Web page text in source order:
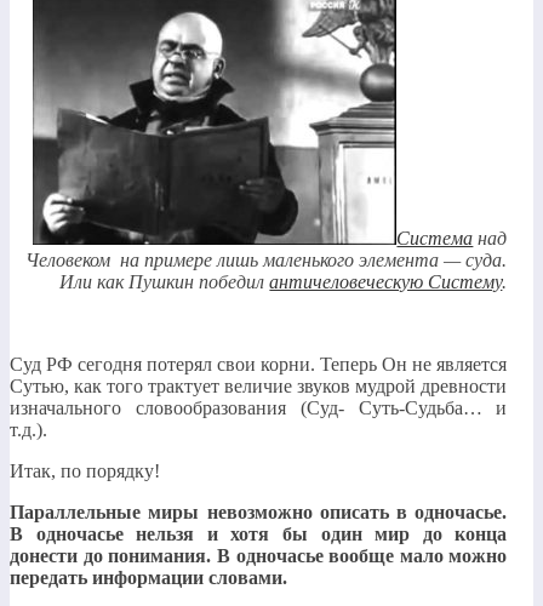
Система над
Человеком на примере лишь маленького элемента — суда.
Или как Пушкин победилантичеловеческую Систему.
Суд РФ сегодня потерял свои корни. Теперь Он не является
Сутью, как того трактует величие звуков мудрой древности
изначального словообразования (Суд- Суть-Судьба… и
т.д.).
Итак, по порядку!
Параллельные миры невозможно описать в одночасье.
В одночасье нельзя и хотя бы один мир до конца
донести до понимания. В одночасье вообще мало можно
передать информации словами.